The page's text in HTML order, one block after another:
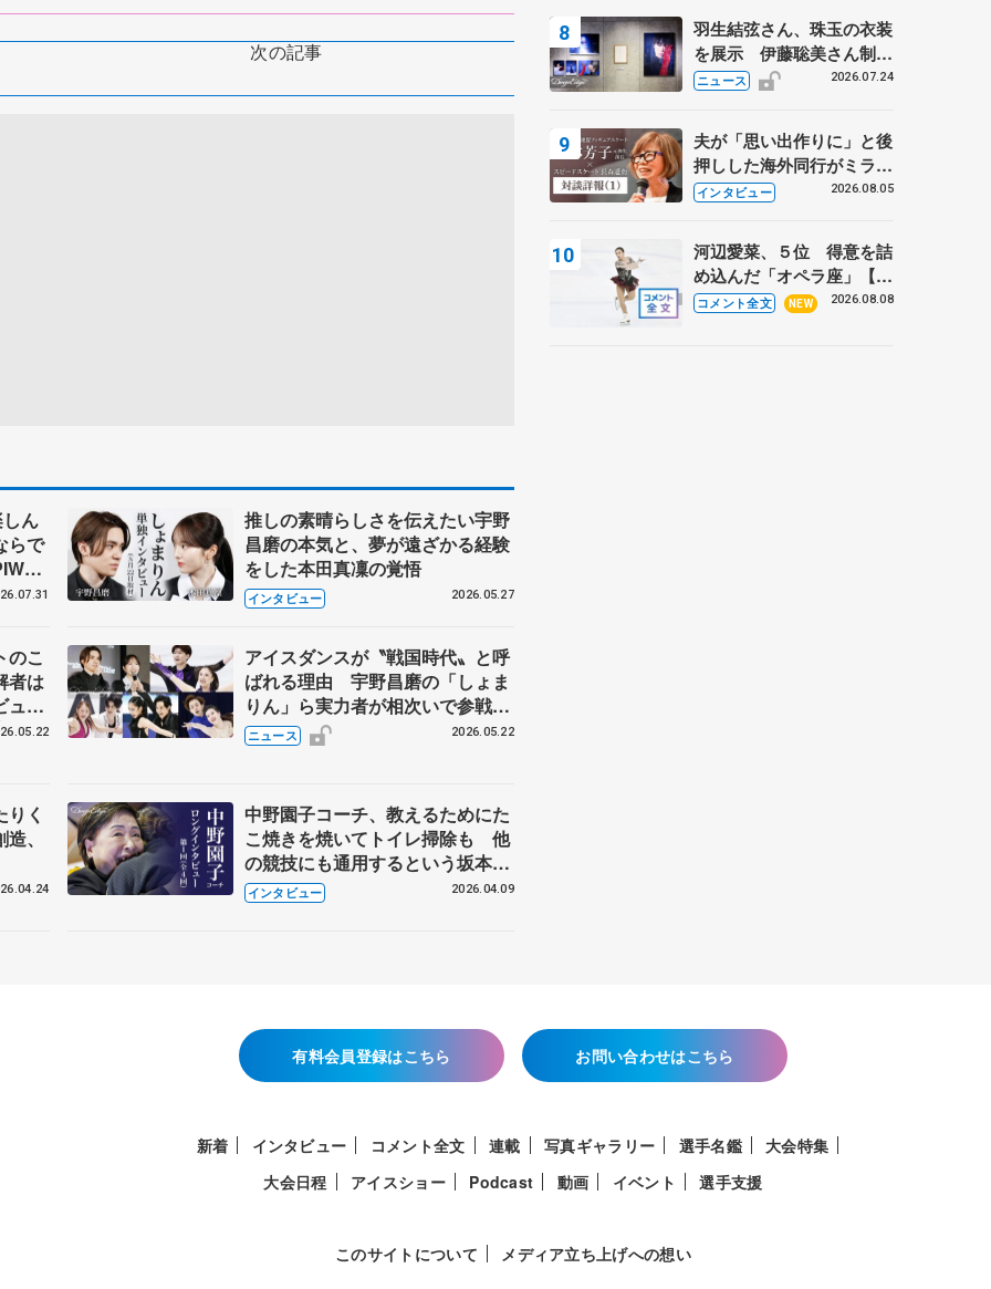
次の記事
ん
らで
前
推しの素晴らしさを伝えたい宇野
昌磨の本気と、夢が遠ざかる経験
をした本田真凜の覚悟
インタビュー 2026.05.27
のこ
者は
ュー
人、
アイスダンスが〝戦国時代〟と呼
ばれる理由 宇野昌磨の「しょま
りん」ら実力者が相次いで参戦
国内の競争激化
ニュース 2026.05.22
く
、
中野園子コーチ、教えるためにた
こ焼きを焼いてトイレ掃除も 他
の競技にも通用するという坂本花
織の筋肉
インタビュー 2026.04.09
羽生結弦さん、珠玉の衣装
を展示 伊藤聡美さん制作
の一点もの、矢口亨さんが
ニュース 2026.07.24
夫が「思い出作りに」と後
押しした海外同行がミラノ
まで… 繁華街のリンクで
に 小林芳子さんが振り返
るスケート人生
インタビュー 2026.08.05
河辺愛菜、５位 得意を詰
め込んだ「オペラ座」【み
なとアクルス杯フリー】
コメント全文 NEW 2026.08.08
有料会員登録はこちら お問い合わせはこちら
新着 インタビュー コメント全文 連載 写真ギャラリー 選手名鑑
大会特集
大会日程
アイスショー Podcast 動画 イベント 選手支援
このサイトについて メディア立ち上げへの想い